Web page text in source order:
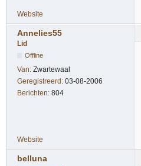
Website
Annelies55
Lid
Offline
Van: Zwartewaal
Geregistreerd: 03-08-2006
Berichten: 804
Website
belluna